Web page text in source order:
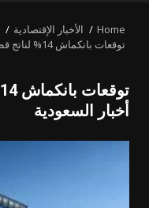
Home
الأخبار الإقتصادية
توقعات بانكماش 14% لناتج قطر والكويت – أخبار السعودية
أخبار السعودية